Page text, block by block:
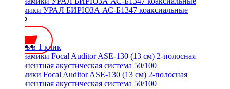
Динамики УРАЛ БИРЮЗА АС-Б1347 коаксиальные
2490 ₽
Купить в 1 клик
Динамики Focal Auditor ASE-130 (13 см) 2-полосная
компонентная акустическая система 50/100